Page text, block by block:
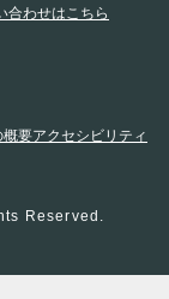
合わせはこちら
概要アクセシビリティ
Reserved.